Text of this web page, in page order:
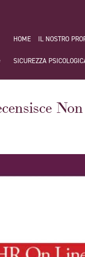
HOME IL NOSTRO
SICUREZZA